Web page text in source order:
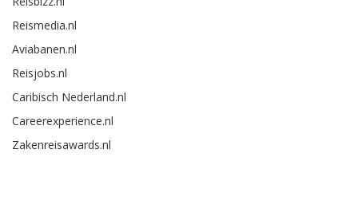
Reismedia.nl
Aviabanen.nl
Reisjobs.nl
Caribisch Nederland.nl
Careerexperience.nl
Zakenreisawards.nl